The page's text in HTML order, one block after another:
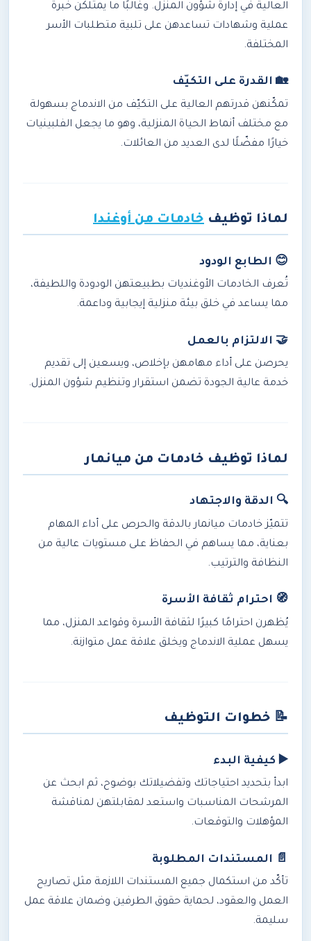
العالية في إدارة شؤون المنزل. وغالبًا ما يمتلكن خبرة
عملية وشهادات تساعدهن على تلبية متطلبات الأسر
المختلفة.
🏡 القدرة على التكيّف
تمكّنهن قدرتهم العالية على التكيّف من الاندماج بسهولة
مع مختلف أنماط الحياة المنزلية، وهو ما يجعل الفلبينيات
خيارًا مفضّلًا لدى العديد من العائلات.
لماذا توظيف خادمات من أوغندا
😊 الطابع الودود
تُعرف الخادمات الأوغنديات بطبيعتهن الودودة واللطيفة،
مما يساعد في خلق بيئة منزلية إيجابية وداعمة.
🤝 الالتزام بالعمل
يحرصن على أداء مهامهن بإخلاص، ويسعين إلى تقديم
خدمة عالية الجودة تضمن استقرار وتنظيم شؤون المنزل.
لماذا توظيف خادمات من ميانمار
🔍 الدقة والاجتهاد
تتميّز خادمات ميانمار بالدقة والحرص على أداء المهام
بعناية، مما يساهم في الحفاظ على مستويات عالية من
النظافة والترتيب.
🧭 احترام ثقافة الأسرة
يُظهرن احترامًا كبيرًا لثقافة الأسرة وقواعد المنزل، مما
يسهل عملية الاندماج ويخلق علاقة عمل متوازنة.
📝 خطوات التوظيف
▶️ كيفية البدء
ابدأ بتحديد احتياجاتك وتفضيلاتك بوضوح، ثم ابحث عن
المرشحات المناسبات واستعد لمقابلتهن لمناقشة
المؤهلات والتوقعات.
📄 المستندات المطلوبة
تأكّد من استكمال جميع المستندات اللازمة مثل تصاريح
العمل والعقود، لحماية حقوق الطرفين وضمان علاقة عمل
سليمة.